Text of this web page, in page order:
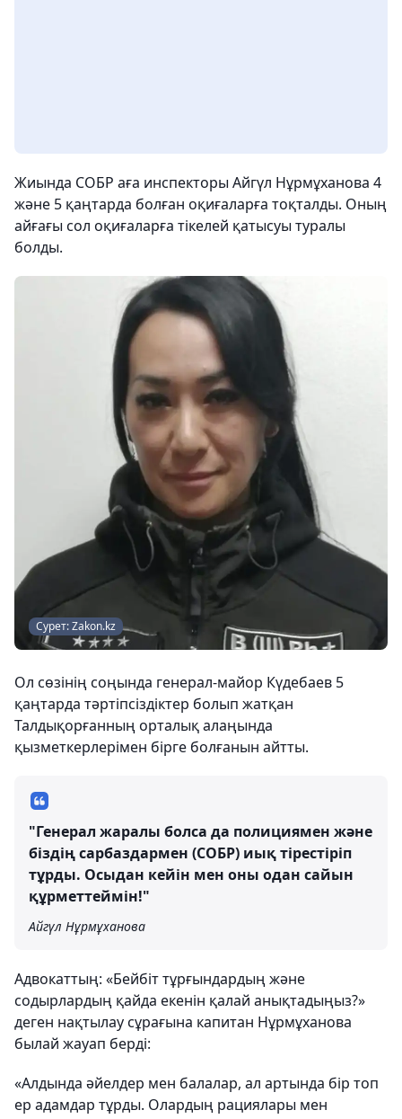
Жиында СОБР аға инспекторы Айгүл Нұрмұханова 4
және 5 қаңтарда болған оқиғаларға тоқталды. Оның
айғағы сол оқиғаларға тікелей қатысуы туралы
болды.
Сурет: Zakon.kz
Ол сөзінің соңында генерал-майор Күдебаев 5
қаңтарда тәртіпсіздіктер болып жатқан
Талдықорғанның орталық алаңында
қызметкерлерімен бірге болғанын айтты.
"Генерал жаралы болса да полициямен және
біздің сарбаздармен (СОБР) иық тірестіріп
тұрды. Осыдан кейін мен оны одан сайын
құрметтеймін!"
Айгүл Нұрмұханова
Адвокаттың: «Бейбіт тұрғындардың және
содырлардың қайда екенін қалай анықтадыңыз?»
деген нақтылау сұрағына капитан Нұрмұханова
былай жауап берді:
«Алдында әйелдер мен балалар, ал артында бір топ
ер адамдар тұрды. Олардың рациялары мен